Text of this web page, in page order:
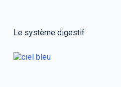
Le système digestif